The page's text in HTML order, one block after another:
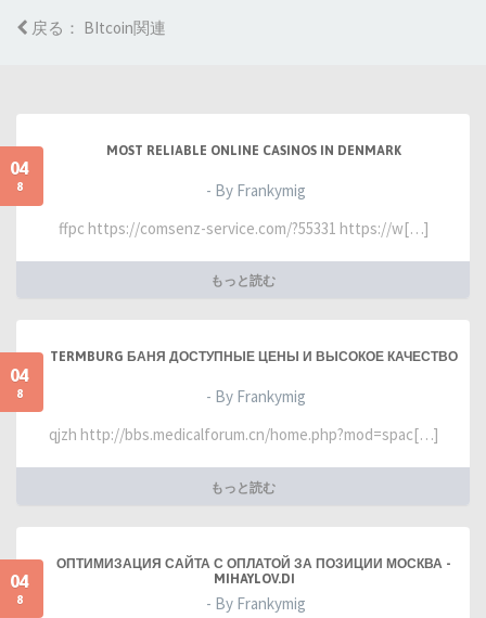
戻る： BItcoin関連
04
8
MOST RELIABLE ONLINE CASINOS IN DENMARK
- By Frankymig
ffpc https://comsenz-service.com/?55331 https://w[…]
もっと読む
04
8
TERMBURG БАНЯ ДОСТУПНЫЕ ЦЕНЫ И ВЫСОКОЕ КАЧЕСТВО
- By Frankymig
qjzh http://bbs.medicalforum.cn/home.php?mod=spac[…]
もっと読む
04
8
ОПТИМИЗАЦИЯ САЙТА С ОПЛАТОЙ ЗА ПОЗИЦИИ МОСКВА -
MIHAYLOV.DI
- By Frankymig